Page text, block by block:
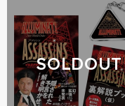
SOLDOUT